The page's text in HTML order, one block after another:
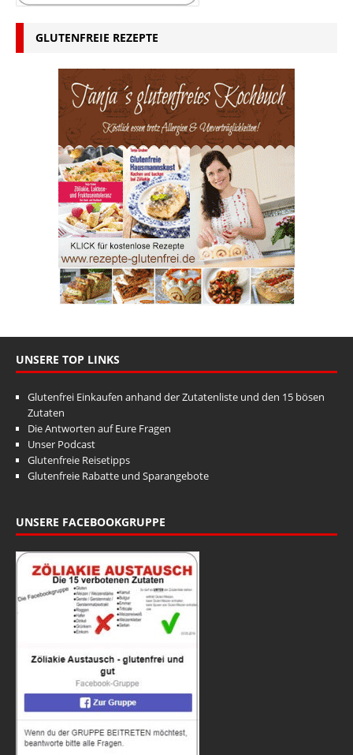
GLUTENFREIE REZEPTE
UNSERE TOP LINKS
Glutenfrei Einkaufen anhand der Zutatenliste und den 15 bösen
Zutaten
Die Antworten auf Eure Fragen
Unser Podcast
Glutenfreie Reisetipps
Glutenfreie Rabatte und Sparangebote
UNSERE FACEBOOKGRUPPE